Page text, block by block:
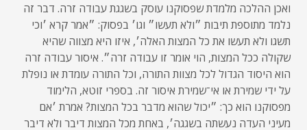
ואכן ההלכה מלמדת שפסוקנו עוסק בשגגת עבודה זרה. דבר זה
נלמד מתוספת תיבות ״ולא תעשו״ וגו׳ בפסוק: ״אמר קרא ׳וכי
תשגו ולא תעשו את כל המצות האלה׳, איזו היא מצווה שהיא
שקולה ככל המצות, הוי אומר זו עבודה זרה״. איסור עבודה זרה
הוא היסוד הגדול לכל מצוות התורה, וכל התורה עומדת או נופלת
על ידי שמירת או אי־שמירת איסור זה. בספרי זוטא, הלימוד
מפסוקנו הוא כך: ״יכול שהוא מדבר בכל המצות? אמרת ׳אם
מעיני העדה נעשתה בשגגה׳, באחת מכל המצות דיבר ולא דיבר